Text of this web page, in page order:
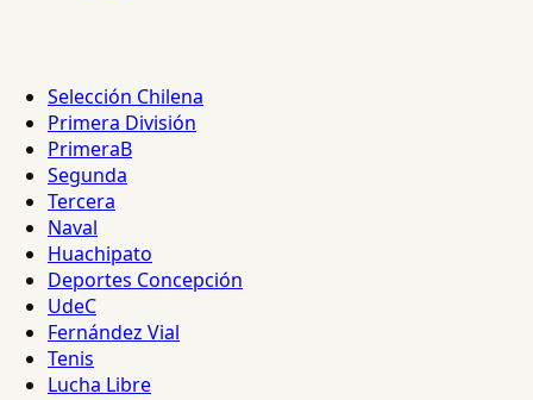
Selección Chilena
Primera División
PrimeraB
Segunda
Tercera
Naval
Huachipato
Deportes Concepción
UdeC
Fernández Vial
Tenis
Lucha Libre